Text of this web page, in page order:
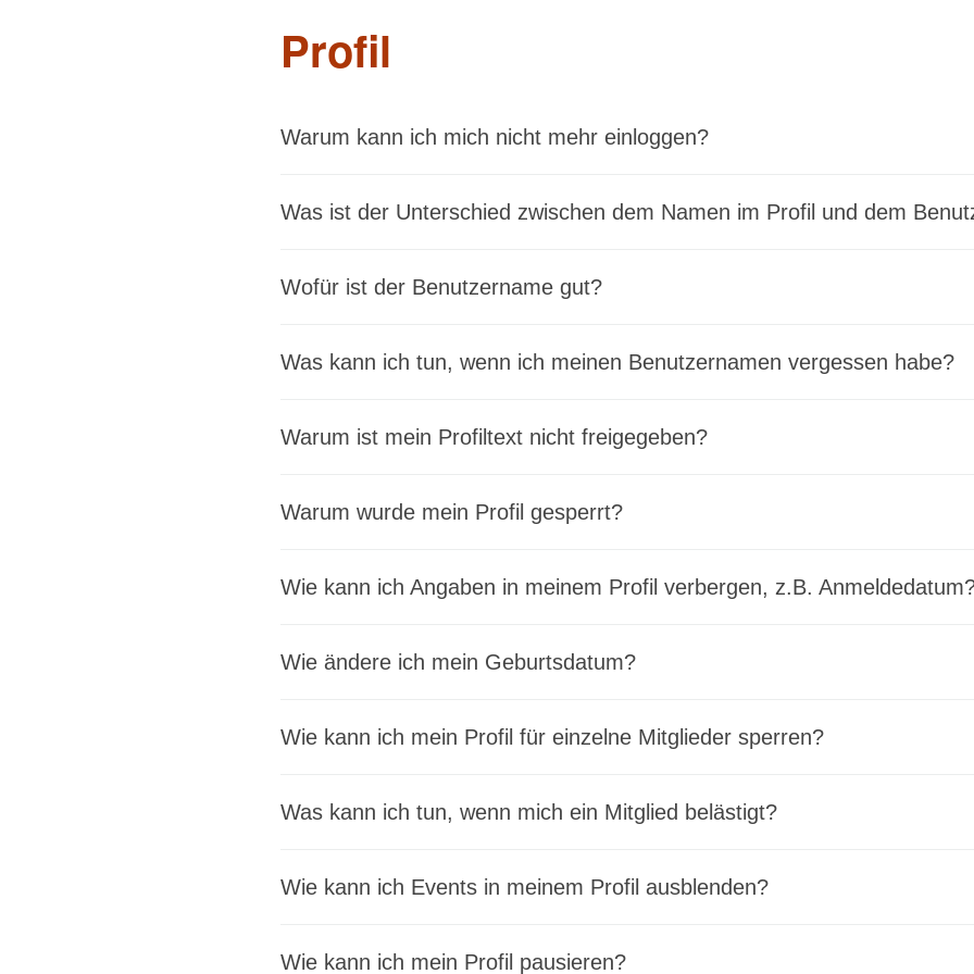
Profil
Warum kann ich mich nicht mehr einloggen?
Was ist der Unterschied zwischen dem Namen im Profil und dem
Wofür ist der Benutzername gut?
Was kann ich tun, wenn ich meinen Benutzernamen vergessen habe?
Warum ist mein Profiltext nicht freigegeben?
Warum wurde mein Profil gesperrt?
Wie kann ich Angaben in meinem Profil verbergen, z.B.
Desktop:
Wie ändere ich mein Geburtsdatum?
Desktop:
App/WebApp:
Wie kann ich mein Profil für einzelne Mitglieder sperren?
Desktop:
Was kann ich tun, wenn mich ein Mitglied belästigt?
Wie kann ich Events in meinem Profil ausblenden?
Wie kann ich mein Profil pausieren?